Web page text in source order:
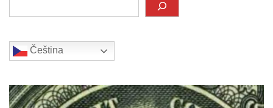
Čeština‎